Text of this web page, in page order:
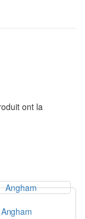
ont la
Angham